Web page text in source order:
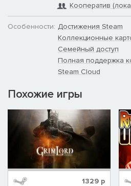
Кооператив
Особенности: Достижения Steam
Коллекционные
Семейный доступ
Полная поддержка
Steam Cloud
Похожие игры
1329 р